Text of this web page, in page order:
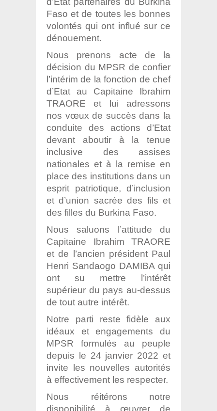
Faso et de toutes les bonnes
volontés qui ont influé sur ce
dénouement.
Nous prenons acte de la
décision du MPSR de confier
l’intérim de la fonction de chef
d’Etat au Capitaine Ibrahim
TRAORE et lui adressons
nos vœux de succès dans la
conduite des actions d’Etat
devant aboutir à la tenue
inclusive des assises
nationales et à la remise en
place des institutions dans un
esprit patriotique, d’inclusion
etd’union sacrée des fils et
des filles du Burkina Faso.
Nous saluons l’attitude du
Capitaine Ibrahim TRAORE
et de l’ancien président Paul
Henri Sandaogo DAMIBA qui
ont su mettre l’intérêt
supérieur du pays au-dessus
de tout autre intérêt.
Notre parti reste fidèle aux
idéaux et engagements du
MPSR formulés au peuple
depuis le 24 janvier 2022 et
invite les nouvelles autorités
à effectivement les respecter.
Nous réitérons notre
disponibilité à œuvrer de